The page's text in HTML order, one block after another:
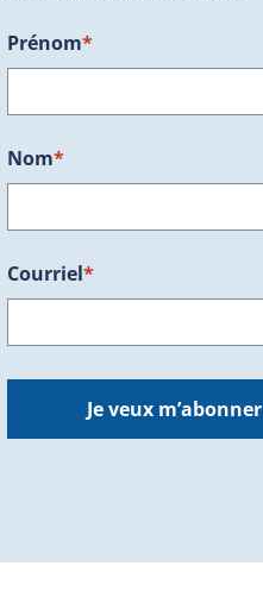
une nouvelle fenêtre.)
une nouvelle fenêtre.)
Prénom*
Nom*
Courriel*
Je veux m’abonner